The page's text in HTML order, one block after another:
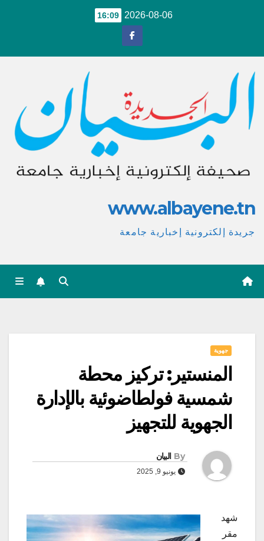
2026-08-06
16:09
www.albayene.tn
جريدة إلكترونية إخبارية جامعة
جهوية
المنستير: تركيز محطة
شمسية فولطاضوئية بالإدارة
الجهوية للتجهيز
By البيان
يونيو 9, 2025
شهد
مقر